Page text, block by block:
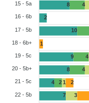
8
2
10
9
8
4
7
4
4
4
21
3
1
2
15 - 5a
16 - 6b
17 - 5b
18 - 6b+
19 - 5c
20 - 5b+
21 - 5c
22 - 5b